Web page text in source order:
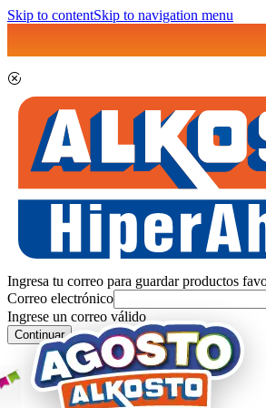
Skip to contentSkip to navigation menu
Ingresa tu correo para guardar productos
Correo electrónico
Ingrese un correo válido
Continuar